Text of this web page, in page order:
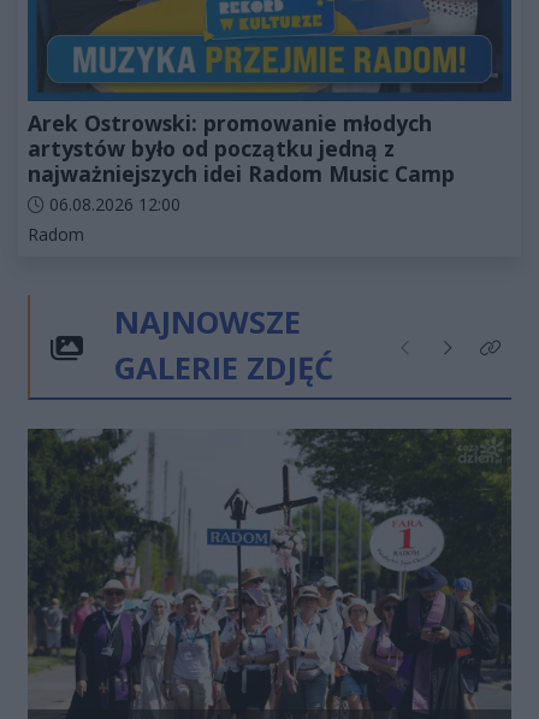
Arek Ostrowski: promowanie młodych
artystów było od początku jedną z
najważniejszych idei Radom Music Camp
Data dodania artykułu:
06.08.2026 12:00
Kategorie artykułu:
Radom
NAJNOWSZE
GALERIE ZDJĘĆ
Poprzednie
NastępneKliknij